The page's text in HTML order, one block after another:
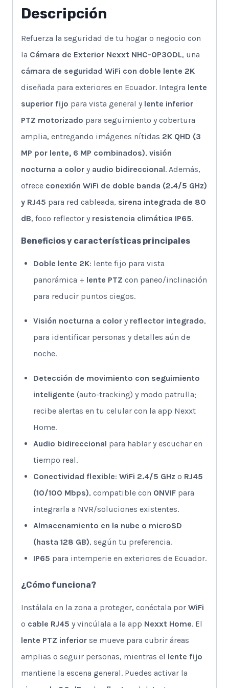
Descripción
Refuerza la seguridad de tu hogar o negocio con
la Cámara de Exterior Nexxt NHC-OP30DL, una
cámara de seguridad WiFi con doble lente 2K
diseñada para exteriores en Ecuador. Integra lente
superior fijo para vista general y lente inferior
PTZ motorizado para seguimiento y cobertura
amplia, entregando imágenes nítidas 2K QHD (3
MP por lente, 6 MP combinados), visión
nocturna a color y audio bidireccional. Además,
ofrece conexión WiFi de doble banda (2.4/5 GHz)
y RJ45 para red cableada, sirena integrada de 80
dB, foco reflector y resistencia climática IP65.
Beneficios y características principales
Doble lente 2K: lente fijo para vista
panorámica + lente PTZ con paneo/inclinación
para reducir puntos ciegos.
Visión nocturna a color y reflector integrado,
para identificar personas y detalles aún de
noche.
Detección de movimiento con seguimiento
inteligente (auto-tracking) y modo patrulla;
recibe alertas en tu celular con la app Nexxt
Home.
Audio bidireccional para hablar y escuchar en
tiempo real.
Conectividad flexible: WiFi 2.4/5 GHz o RJ45
(10/100 Mbps), compatible con ONVIF para
integrarla a NVR/soluciones existentes.
Almacenamiento en la nube o microSD
(hasta 128 GB), según tu preferencia.
IP65 para intemperie en exteriores de Ecuador.
¿Cómo funciona?
Instálala en la zona a proteger, conéctala por WiFi
o cable RJ45 y vincúlala a la app Nexxt Home. El
lente PTZ inferior se mueve para cubrir áreas
amplias o seguir personas, mientras el lente fijo
mantiene la escena general. Puedes activar la